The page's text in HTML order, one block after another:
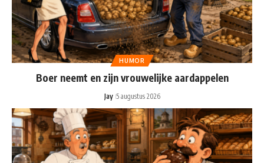
HUMOR
Boer neemt en zijn vrouwelijke aardappelen
Jay 5 augustus 2026